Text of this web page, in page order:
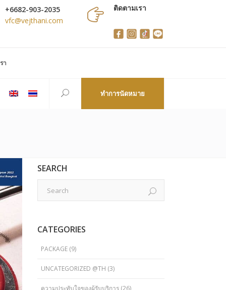
+6682-903-2035
vfc@vejthani.com
ติดตามเรา
า
ทำการนัดหมาย
SEARCH
CATEGORIES
PACKAGE(9)
UNCATEGORIZED @TH (3)
ความประทับใจของผู้รับบริการ(26)